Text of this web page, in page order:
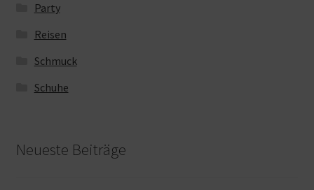
Party
Reisen
Schmuck
Schuhe
Neueste Beiträge